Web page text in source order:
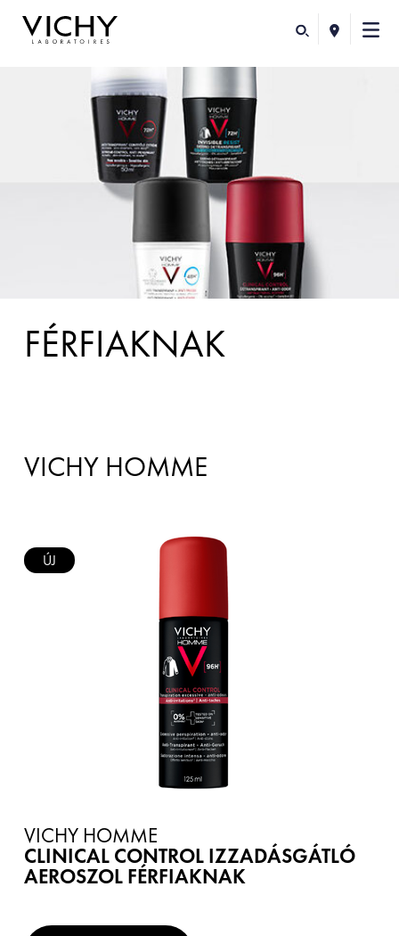
FÉRFIAKNAK
VICHY HOMME
ÚJ
VICHY HOMME
CLINICAL CONTROL IZZADÁSGÁTLÓ
AEROSZOL FÉRFIAKNAK